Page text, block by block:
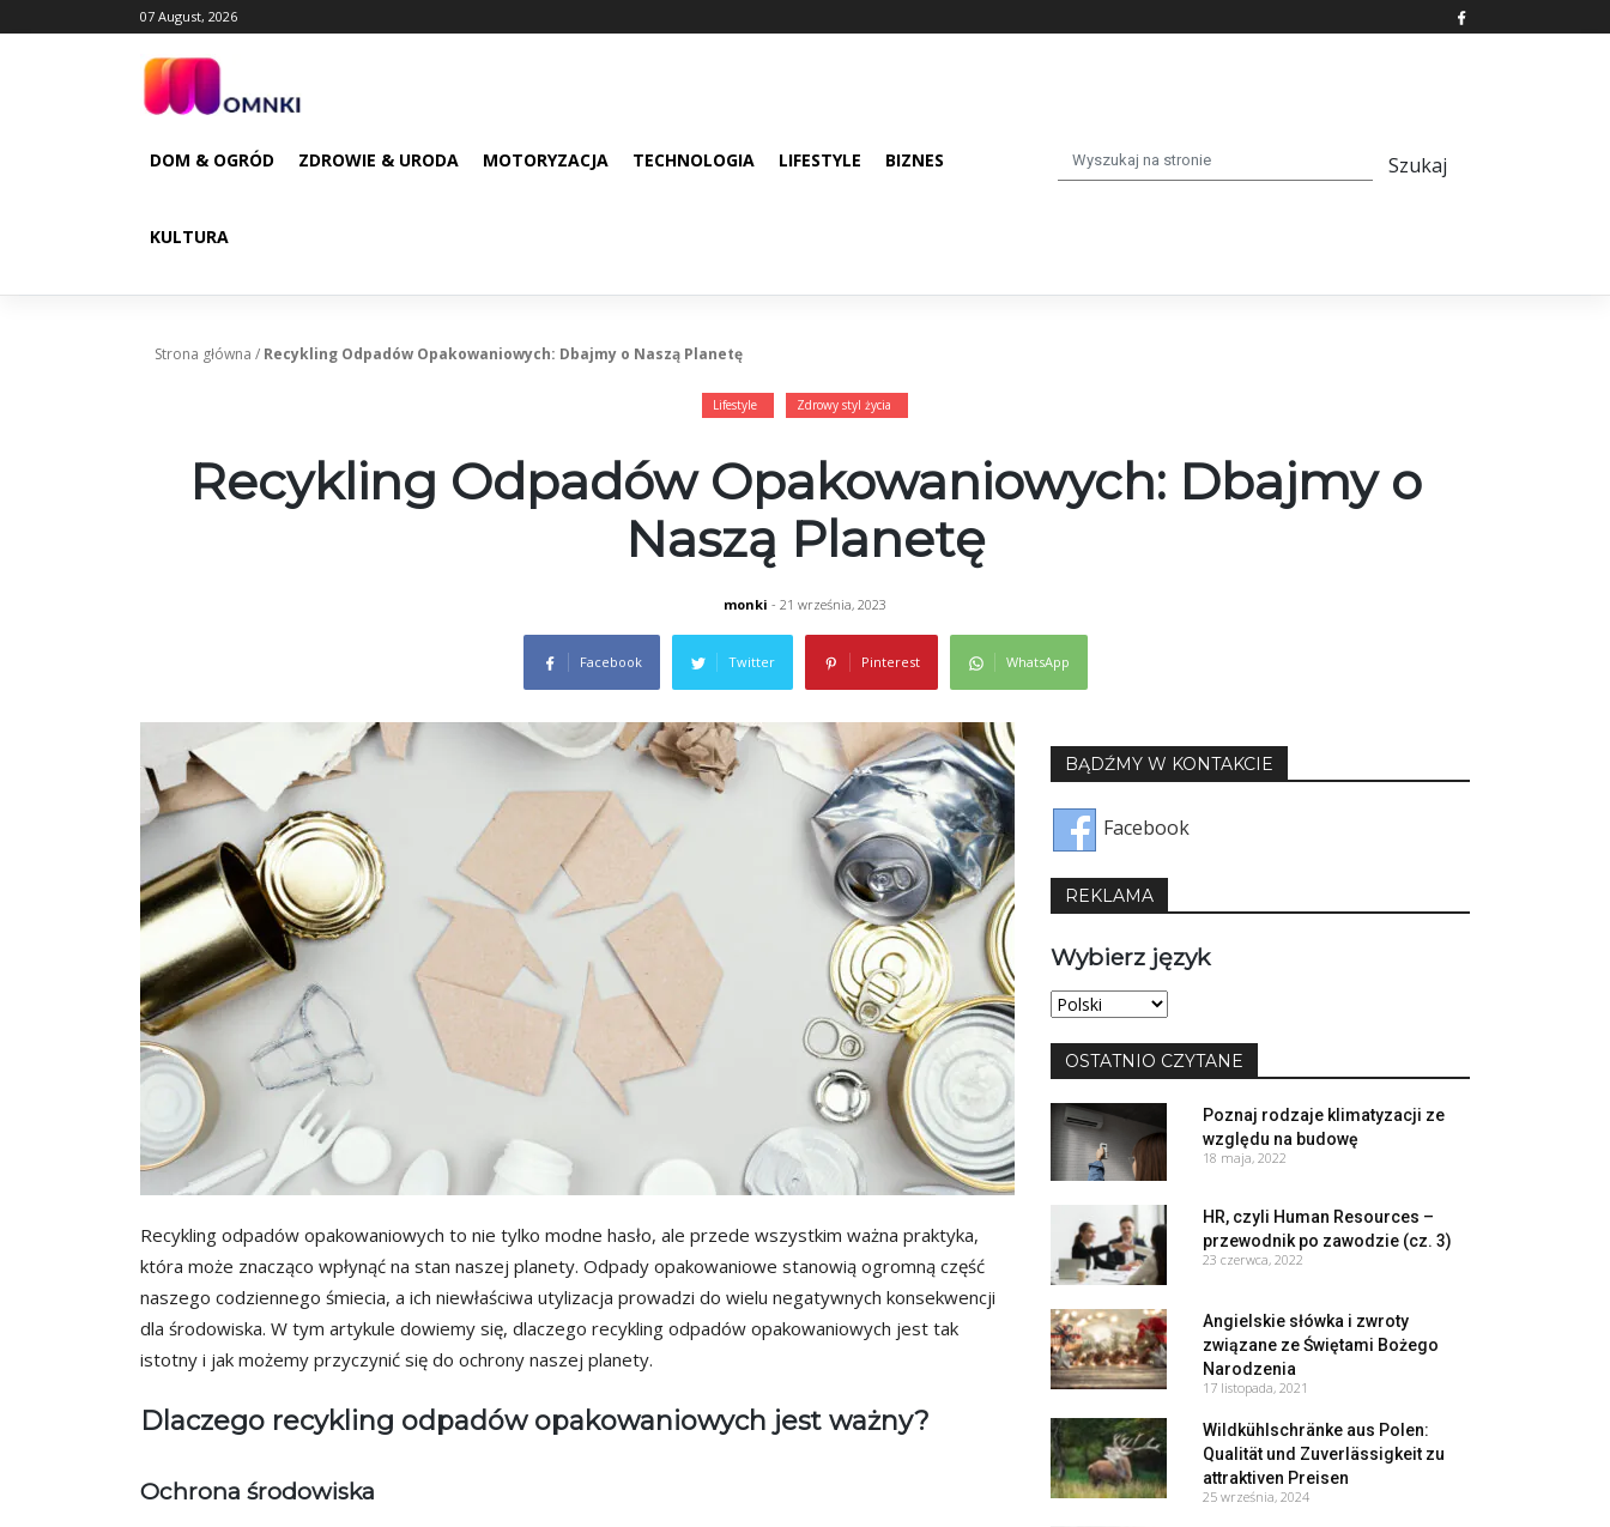
to
07 August, 2026
DOM & OGRÓD ZDROWIE & URODA MOTORYZACJA TECHNOLOGIA LIFESTYLE BIZNES
KULTURA
Strona główna / Recykling Odpadów Opakowaniowych: Dbajmy o Naszą Planetę
Lifestyle Zdrowy styl życia
Recykling Odpadów Opakowaniowych: Dbajmy o
Naszą Planetę
monki - 21 września, 2023
Facebook Twitter Pinterest WhatsApp
Recykling odpadów opakowaniowych to nie tylko modne hasło, ale przede wszystkim ważna praktyka,
która może znacząco wpłynąć na stan naszej planety. Odpady opakowaniowe stanowią ogromną część
naszego codziennego śmiecia, a ich niewłaściwa utylizacja prowadzi do wielu negatywnych konsekwencji
dla środowiska. W tym artykule dowiemy się, dlaczego recykling odpadów opakowaniowych jest tak
istotny i jak możemy przyczynić się do ochrony naszej planety.
Dlaczego recykling odpadów opakowaniowych jest ważny?
Ochrona środowiska
BĄDŹMY W KONTAKCIE
Facebook
REKLAMA
Wybierz język
Wybierz
OSTATNIO CZYTANE
Poznaj rodzaje klimatyzacji ze
względu na budowę
18 maja, 2022
HR, czyli Human Resources –
przewodnik po zawodzie (cz. 3)
23 czerwca, 2022
Angielskie słówka i zwroty
związane ze Świętami Bożego
Narodzenia
17 listopada, 2021
Wildkühlschränke aus Polen:
Qualität und Zuverlässigkeit zu
attraktiven Preisen
25 września, 2024